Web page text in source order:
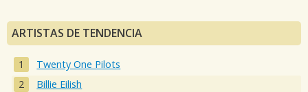
ARTISTAS DE TENDENCIA
Twenty One Pilots
Billie Eilish